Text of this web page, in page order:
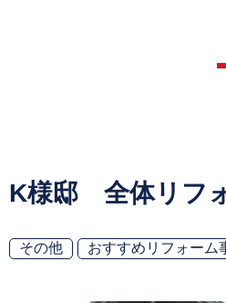
K様邸 全体リフ
その他 おすすめリフォーム